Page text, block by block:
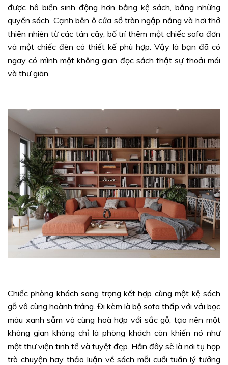
được hô biến sinh động hơn bằng kệ sách, bẵng những
quyển sách. Cạnh bên ô cửa sổ tràn ngập nắng và hơi thở
thiên nhiên từ các tán cây, bố trí thêm một chiếc sofa đơn
và một chiếc đèn có thiết kế phù hợp. Vậy là bạn đã có
ngay có mình một không gian đọc sách thật sự thoải mái
và thư giãn.
Chiếc phòng khách sang trọng kết hợp cùng một kệ sách
gỗ vô cùng hoành tráng. Đi kèm là bộ sofa thấp với vải bọc
màu xanh sẫm vô cùng hoà hợp với sắc gỗ, tạo nên một
không gian không chỉ là phòng khách còn khiến nó như
một thư viện tinh tế và tuyệt đẹp. Hẳn đây sẽ là nơi tụ họp
trò chuyện hay thảo luận về sách mỗi cuối tuần lý tưởng